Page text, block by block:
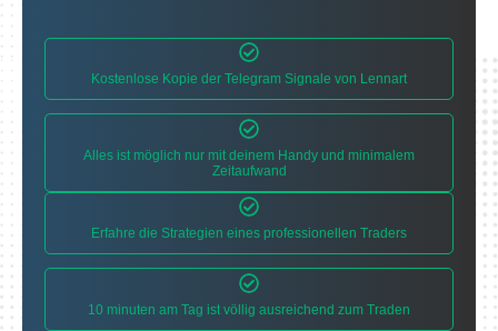
Kostenlose Kopie der Telegram Signale von Lennart
Alles ist möglich nur mit deinem Handy und minimalem
Zeitaufwand
Erfahre die Strategien eines professionellen Traders
10 minuten am Tag ist völlig ausreichend zum Traden